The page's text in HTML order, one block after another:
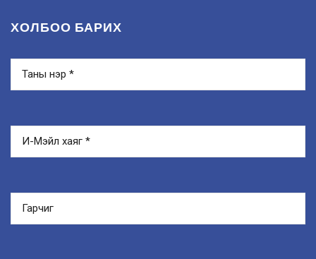
ХОЛБОО БАРИХ